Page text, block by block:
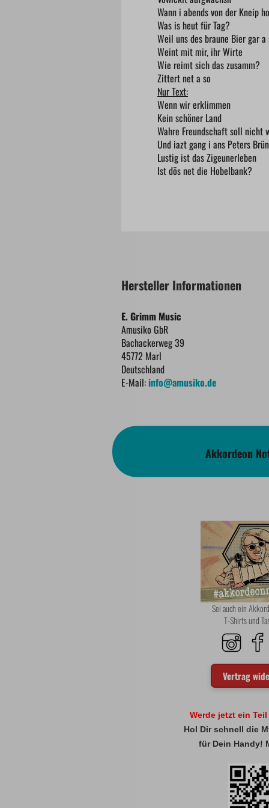
Wann i abends von der Kneip
Was is heut für Tag?
Weil uns des braune Bier gar
Weint mit mir, ihr Wirte
Wie reimt sich das zusamm?
Zittert net a so
Nur Text:
Wenn wir erklimmen
Kein schöner Land
Wahre Freundschaft soll nicht
Und iazt gang i ans Peters
Lustig ist das Zigeunerleben
Ist dös net die Hobelbank?
Hersteller Informationen
E. Grimm Music
Amusiko GbR
Bachackerweg 39
45772 Marl
Deutschland
E-Mail:info@amusiko.de
Akkordeon
Sei auch ein
T-Shirts und
Vertrag
Werde jetzt ein
Hol Dir schnell die
für Dein Handy!